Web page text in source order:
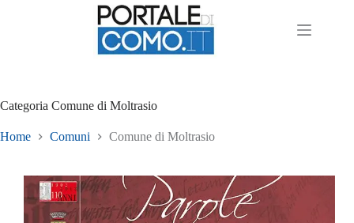
Categoria Comune di Moltrasio
Home Comuni Comune di Moltrasio